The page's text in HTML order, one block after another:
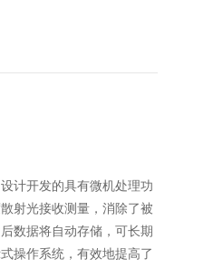
计开发的具有微机处理功
射光接收测量，消除了被
数据将自动存储，可长期
操作系统，有效地提高了